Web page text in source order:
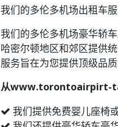
我们的多伦多机场出租车
我们的多伦多机场豪华轿
哈密尔顿地区和郊区提供
服务旨在为您提供顶级品
从www.torontoairpirt-
我们提供免费婴儿座椅